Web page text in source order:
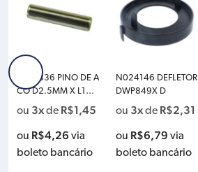
N071836 PINO DE A
CO D2.5MM X L10 .
9MM D
ou 3xde R$1,45
ou R$4,26 via
boleto bancário
N024146 DEFLETOR
DWP849X D
ou 3xde R$2,31
ou R$6,79 via
boleto bancário